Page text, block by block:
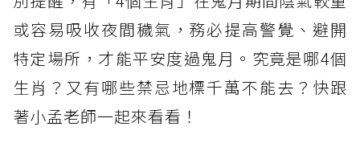
或容易吸收夜間穢氣，務必提高警覺、避開
特定場所，才能平安度過鬼月。究竟是哪4個
生肖？又有哪些禁忌地標千萬不能去？快跟
著小孟老師一起來看看！